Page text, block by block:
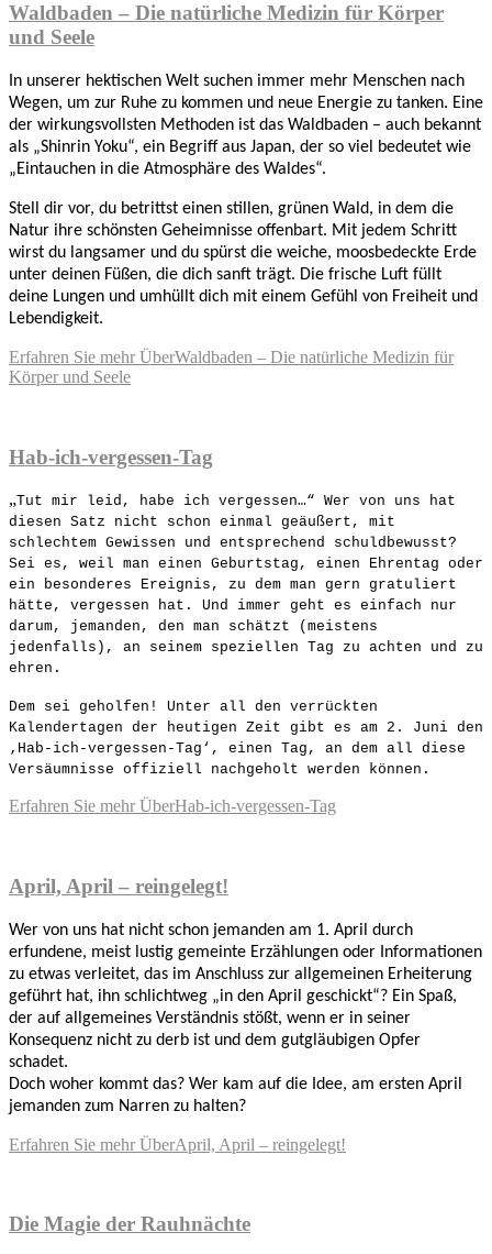
Waldbaden – Die natürliche Medizin für Körper
und Seele
In unserer hektischen Welt suchen immer mehr Menschen nach
Wegen, um zur Ruhe zu kommen und neue Energie zu tanken. Eine
der wirkungsvollsten Methoden ist das Waldbaden – auch bekannt
als „Shinrin Yoku“, ein Begriff aus Japan, der so viel bedeutet wie
„Eintauchen in die Atmosphäre des Waldes“.
Stell dir vor, du betrittst einen stillen, grünen Wald, in dem die
Natur ihre schönsten Geheimnisse offenbart. Mit jedem Schritt
wirst du langsamer und du spürst die weiche, moosbedeckte Erde
unter deinen Füßen, die dich sanft trägt. Die frische Luft füllt
deine Lungen und umhüllt dich mit einem Gefühl von Freiheit und
Lebendigkeit.
Erfahren Sie mehr ÜberWaldbaden – Die natürliche Medizin für
Körper und Seele
Hab-ich-vergessen-Tag
„Tut mir leid, habe ich vergessen…“ Wer von uns hat
diesen Satz nicht schon einmal geäußert, mit
schlechtem Gewissen und entsprechend schuldbewusst?
Sei es, weil man einen Geburtstag, einen Ehrentag oder
ein besonderes Ereignis, zu dem man gern gratuliert
hätte, vergessen hat. Und immer geht es einfach nur
darum, jemanden, den man schätzt (meistens
jedenfalls), an seinem speziellen Tag zu achten und zu
ehren.
Dem sei geholfen! Unter all den verrückten
Kalendertagen der heutigen Zeit gibt es am 2. Juni den
‚Hab-ich-vergessen-Tag‘, einen Tag, an dem all diese
Versäumnisse offiziell nachgeholt werden können.
Erfahren Sie mehr ÜberHab-ich-vergessen-Tag
April, April – reingelegt!
Wer von uns hat nicht schon jemanden am 1. April durch
erfundene, meist lustig gemeinte Erzählungen oder Informationen
zu etwas verleitet, das im Anschluss zur allgemeinen Erheiterung
geführt hat, ihn schlichtweg „in den April geschickt“? Ein Spaß,
der auf allgemeines Verständnis stößt, wenn er in seiner
Konsequenz nicht zu derb ist und dem gutgläubigen Opfer
schadet.
Doch woher kommt das? Wer kam auf die Idee, am ersten April
jemanden zum Narren zu halten?
Erfahren Sie mehr ÜberApril, April – reingelegt!
Die Magie der Rauhnächte